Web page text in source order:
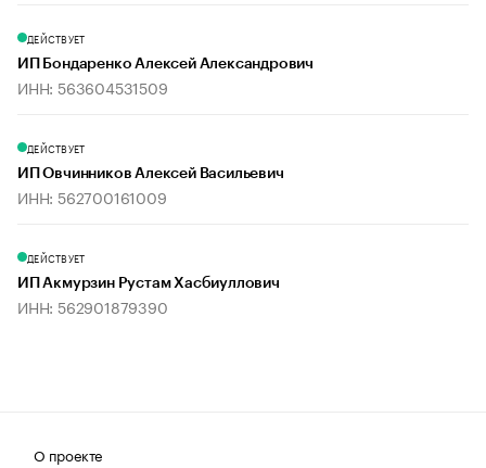
ДЕЙСТВУЕТ
ИП Бондаренко Алексей Александрович
ИНН: 563604531509
ДЕЙСТВУЕТ
ИП Овчинников Алексей Васильевич
ИНН: 562700161009
ДЕЙСТВУЕТ
ИП Акмурзин Рустам Хасбиуллович
ИНН: 562901879390
О проекте